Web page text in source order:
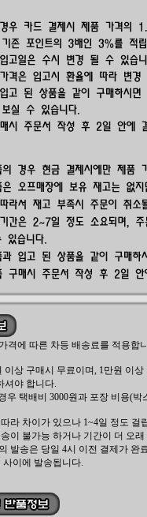
격에 따른 차등 배송료를 적용합
이상 구매시 무료이며, 1만원 이
셔야 합니다.
우 택배비 3000원과 포장 비용(
라 차이가 있으나 1~4일 정도 걸
이 불가능 하거나 기간이 더 오
발송은 당일 4시 이전 결제가
사이에 발송됩니다.